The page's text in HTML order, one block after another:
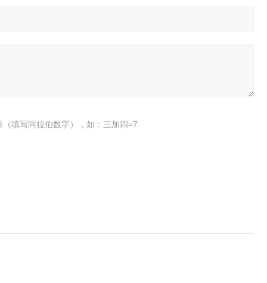
填写阿拉伯数字），如：三加四=7